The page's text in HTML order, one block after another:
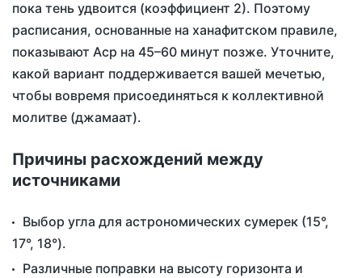
пока тень удвоится (коэффициент 2). Поэтому
расписания, основанные на ханафитском правиле,
показывают Аср на 45–60 минут позже. Уточните,
какой вариант поддерживается вашей мечетью,
чтобы вовремя присоединяться к коллективной
молитве (джамаат).
Причины расхождений между
источниками
Выбор угла для астрономических сумерек (15°,
17°, 18°).
Различные поправки на высоту горизонта и